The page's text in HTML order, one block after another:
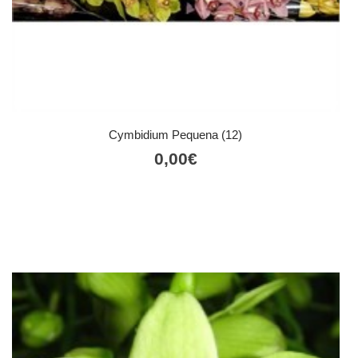
Cymbidium Pequena (12)
0,00€